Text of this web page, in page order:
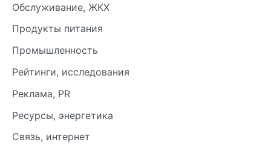
Обслуживание, ЖКХ
Продукты питания
Промышленность
Рейтинги, исследования
Реклама, PR
Ресурсы, энергетика
Связь, интернет